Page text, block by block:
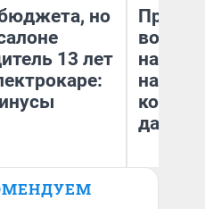
но
13 лет
нам
даже